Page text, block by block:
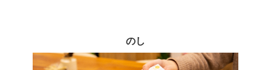
のし